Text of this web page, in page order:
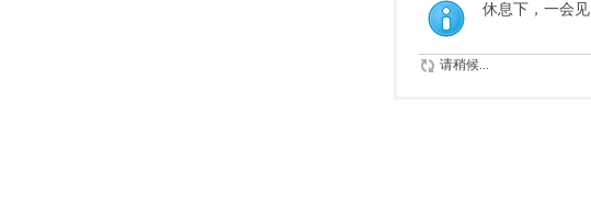
休息下，一会见
请稍候...